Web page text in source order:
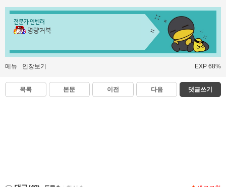
전문가 인벤러
명량거북
메뉴 인장보기 EXP 68%
목록 본문 이전 다음 댓글쓰기